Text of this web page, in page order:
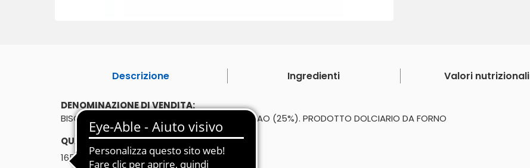
Descrizione Ingredienti Valori nutrizionali
DENOMINAZIONE DI VENDITA:
BISCOTTI FARCITI CON CREMA AL GUSTO CACAO (25%). PRODOTTO DOLCIARIO DA FORNO
QUANTITÀ:
165g
℮